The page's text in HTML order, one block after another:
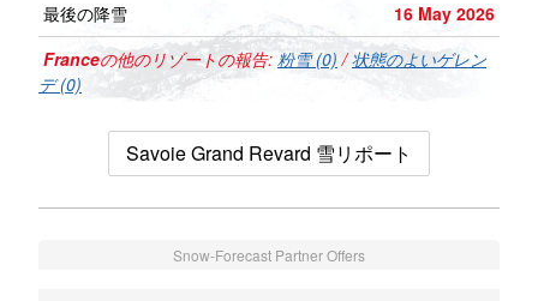
最後の降雪
16 May 2026
Franceの他のリゾートの報告: 粉雪 (0) /状態のよいゲレン
デ (0)
Savoie Grand Revard 雪リポート
Snow-Forecast Partner Offers